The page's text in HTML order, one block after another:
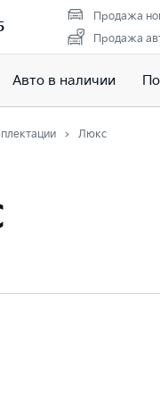
Продажа
Продажа
Авто в наличии
Люкс